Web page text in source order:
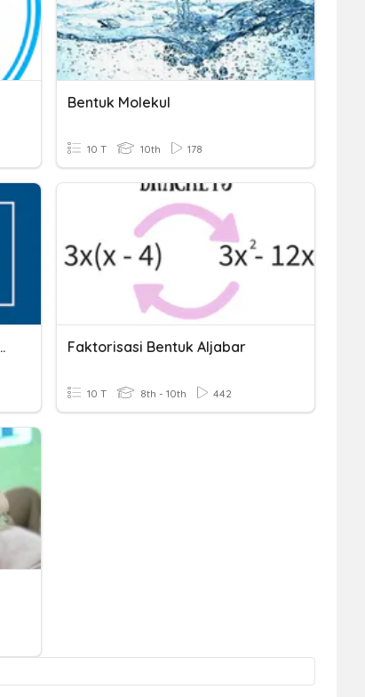
Bentuk Molekul
10 T 10th 178
SOSIAL Faktorisasi Bentuk Aljabar
10 T 8th - 10th 442